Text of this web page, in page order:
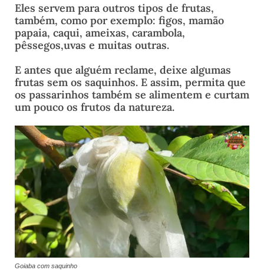
Eles servem para outros tipos de frutas,
também, como por exemplo: figos, mamão
papaia, caqui, ameixas, carambola,
pêssegos,uvas e muitas outras.
E antes que alguém reclame, deixe algumas
frutas sem os saquinhos. E assim, permita que
os passarinhos também se alimentem e curtam
um pouco os frutos da natureza.
Goiaba com saquinho